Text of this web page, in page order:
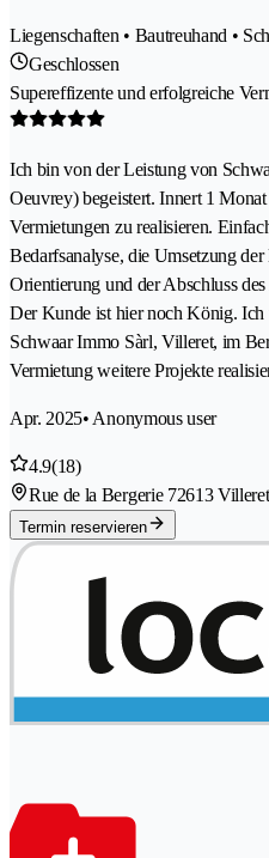
Liegenschaften • Bautreuhand •
Geschlossen
Supereffizente und erfolgreiche
Ich bin von der Leistung von
Oeuvrey) begeistert. Innert 1
Vermietungen zu realisieren.
Bedarfsanalyse, die Umsetzung
Orientierung und der Abschluss
Der Kunde ist hier noch König.
Schwaar Immo Sàrl, Villeret, im
Vermietung weitere Projekte
Apr. 2025• Anonymous user
4.9(18)
Rue de la Bergerie 72613 Villeret
Termin reservieren